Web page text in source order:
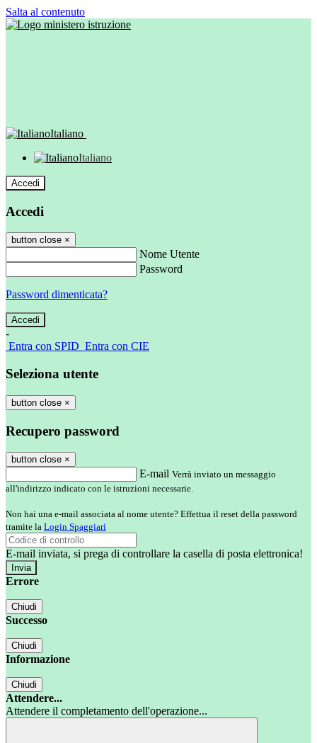
Salta al contenuto
Italiano
Italiano
Accedi
Accedi
button close ×
Nome Utente
Password
Password dimenticata?
-
Entra con SPID Entra con CIE
Seleziona utente
button close ×
Recupero password
button close ×
E-mail Verrà inviato un messaggio
all'indirizzo indicato con le istruzioni necessarie.
Non hai una e-mail associata al nome utente? Effettua il reset della password
tramite la Login Spaggiari
E-mail inviata, si prega di controllare la casella di posta elettronica!
Errore
Chiudi
Successo
Chiudi
Informazione
Chiudi
Attendere...
Attendere il completamento dell'operazione...